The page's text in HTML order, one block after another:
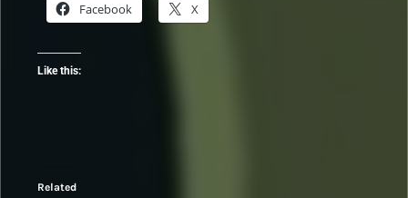
Facebook X
Like this:
Related